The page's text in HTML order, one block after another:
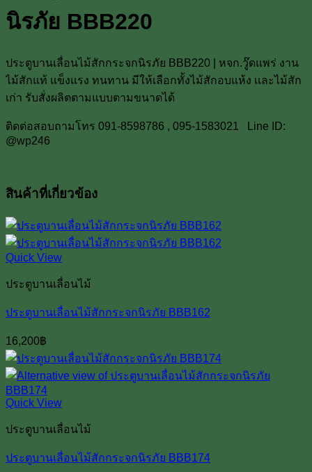
BBB220
นิรภัย BBB220
ประตูบานเลื่อนไม้สักกระจกนิรภัย BBB220 | หจก.วู๊ดแพร่ งาน
ไม้สักแท้ แข็งแรง ทนทาน มีให้เลือกทั้งไม้สักอบแห้ง เเละไม้สัก
เก่า รับสั่งผลิตตามแบบตามขนาดได้
ติดต่อสอบถามโทร 091-8598786 , 095-1583021 Line ID:
@wp246
สินค้าที่เกี่ยวข้อง
Quick View
ประตูบานเลื่อนไม้
ประตูบานเลื่อนไม้สักกระจกนิรภัย BBB162
16,200฿
Quick View
ประตูบานเลื่อนไม้
ประตูบานเลื่อนไม้สักกระจกนิรภัย BBB174